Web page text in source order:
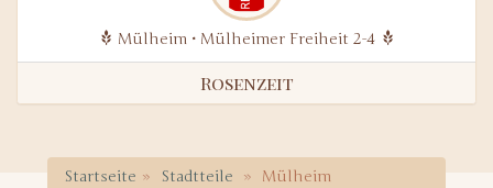
Mülheim • Mülheimer Freiheit 2-4
Rosenzeit
Startseite Stadtteile Mülheim